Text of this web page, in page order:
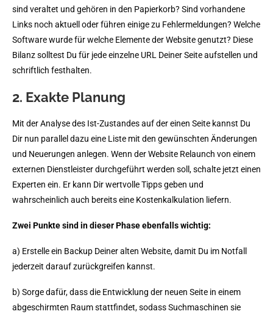
sind veraltet und gehören in den Papierkorb? Sind vorhandene
Links noch aktuell oder führen einige zu Fehlermeldungen? Welche
Software wurde für welche Elemente der Website genutzt? Diese
Bilanz solltest Du für jede einzelne URL Deiner Seite aufstellen und
schriftlich festhalten.
2. Exakte Planung
Mit der Analyse des Ist-Zustandes auf der einen Seite kannst Du
Dir nun parallel dazu eine Liste mit den gewünschten Änderungen
und Neuerungen anlegen. Wenn der Website Relaunch von einem
externen Dienstleister durchgeführt werden soll, schalte jetzt einen
Experten ein. Er kann Dir wertvolle Tipps geben und
wahrscheinlich auch bereits eine Kostenkalkulation liefern.
Zwei Punkte sind in dieser Phase ebenfalls wichtig:
a) Erstelle ein Backup Deiner alten Website, damit Du im Notfall
jederzeit darauf zurückgreifen kannst.
b) Sorge dafür, dass die Entwicklung der neuen Seite in einem
abgeschirmten Raum stattfindet, sodass Suchmaschinen sie